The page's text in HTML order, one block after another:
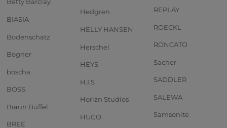
Betty Barclay
BIASIA
Bodenschatz
Bogner
boscha
BOSS
Braun Büffel
BREE
Hedgren
HELLY HANSEN
Herschel
HEYS
H.I.S
Horizn Studios
HUGO
REPLAY
ROECKL
RONCATO
Sacher
SADDLER
SALEWA
Samsonite